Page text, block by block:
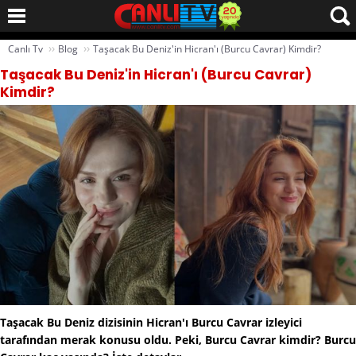
Canlı Tv ›› Blog ›› Taşacak Bu Deniz'in Hicran'ı (Burcu Cavrar) Kimdir?
Taşacak Bu Deniz'in Hicran'ı (Burcu Cavrar)
Kimdir?
Taşacak Bu Deniz dizisinin Hicran'ı Burcu Cavrar izleyici
tarafından merak konusu oldu. Peki, Burcu Cavrar kimdir? Burcu